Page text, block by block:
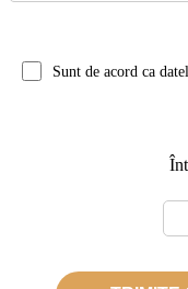
Sunt de acord ca